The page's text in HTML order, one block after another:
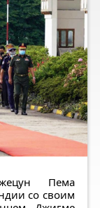
Пема
со своим